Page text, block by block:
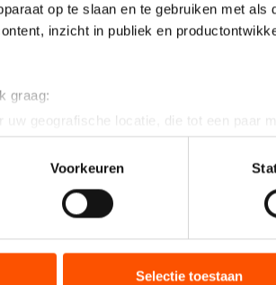
op te slaan en te gebruiken met als
inzicht in publiek en
graag:
uw geografische locatie, die tot een paar
het actief te scannen op specifieke
gegevens worden verwerkt en stel
of intrekken in de Cookieverklaring.
over uw gebruik van onze site met onze
met andere gegevens die u aan
Voorkeuren
Selectie toestaan